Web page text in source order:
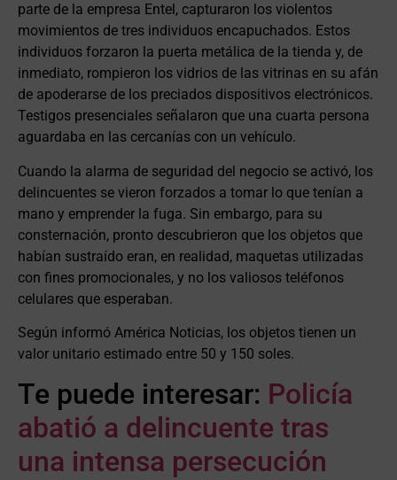
parte de la empresa Entel, capturaron los violentos
movimientos de tres individuos encapuchados. Estos
individuos forzaron la puerta metálica de la tienda y, de
inmediato, rompieron los vidrios de las vitrinas en su afán
de apoderarse de los preciados dispositivos electrónicos.
Testigos presenciales señalaron que una cuarta persona
aguardaba en las cercanías con un vehículo.
Cuando la alarma de seguridad del negocio se activó, los
delincuentes se vieron forzados a tomar lo que tenían a
mano y emprender la fuga. Sin embargo, para su
consternación, pronto descubrieron que los objetos que
habían sustraído eran, en realidad, maquetas utilizadas
con fines promocionales, y no los valiosos teléfonos
celulares que esperaban.
Según informó América Noticias, los objetos tienen un
valor unitario estimado entre 50 y 150 soles.
Te puede interesar: Policía
abatió a delincuente tras
una intensa persecución